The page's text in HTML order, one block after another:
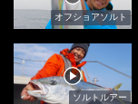
オフショアソルト
ソルトルアー